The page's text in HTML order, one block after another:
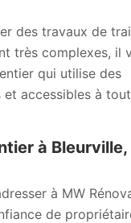
des travaux de
très complexes, il
qui utilise des
accessibles à
à Bleurville,
à MW
de